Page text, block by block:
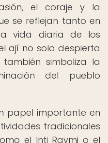
el coraje y la
se reflejan tanto en
vida diaria de los
ají no solo despierta
simboliza la
del pueblo
papel importante en
tradicionales
el Inti Raymi o el